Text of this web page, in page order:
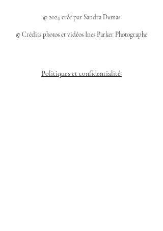
© 2024 créé par Sandra Dumas
© Crédits photos et vidéos Ines Parker Photographe
Politiques et confidentialité